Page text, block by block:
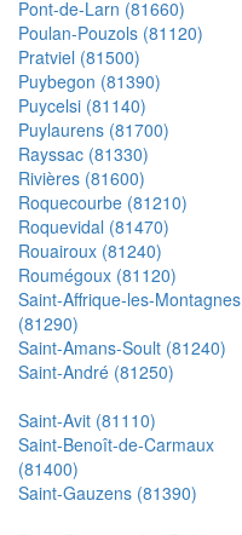
Pont-de-Larn (81660)
Poulan-Pouzols (81120)
Pratviel (81500)
Puybegon (81390)
Puycelsi (81140)
Puylaurens (81700)
Rayssac (81330)
Rivières (81600)
Roquecourbe (81210)
Roquevidal (81470)
Rouairoux (81240)
Roumégoux (81120)
Saint-Affrique-les-Montagnes
(81290)
Saint-Amans-Soult (81240)
Saint-André (81250)
Saint-Avit (81110)
Saint-Benoît-de-Carmaux
(81400)
Saint-Gauzens (81390)